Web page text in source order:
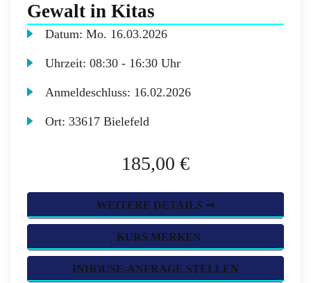
Gewalt in Kitas
Datum:Mo. 16.03.2026
Uhrzeit:08:30 - 16:30 Uhr
Anmeldeschluss: 16.02.2026
Ort:33617 Bielefeld
185,00 €
WEITERE DETAILS ➞
KURS MERKEN
INHOUSE-ANFRAGE STELLEN